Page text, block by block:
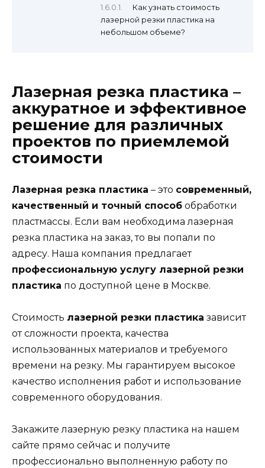
Как узнать стоимость
лазерной резки пластика на
небольшом объеме?
Лазерная резка пластика –
аккуратное и эффективное
решение для различных
проектов по приемлемой
стоимости
Лазерная резка пластика – это современный,
качественный и точный способ обработки
пластмассы. Если вам необходима лазерная
резка пластика на заказ, то вы попали по
адресу. Наша компания предлагает
профессиональную услугу лазерной резки
пластика по доступной цене в Москве.
Стоимость лазерной резки пластика зависит
от сложности проекта, качества
использованных материалов и требуемого
времени на резку. Мы гарантируем высокое
качество исполнения работ и использование
современного оборудования.
Закажите лазерную резку пластика на нашем
сайте прямо сейчас и получите
профессионально выполненную работу по